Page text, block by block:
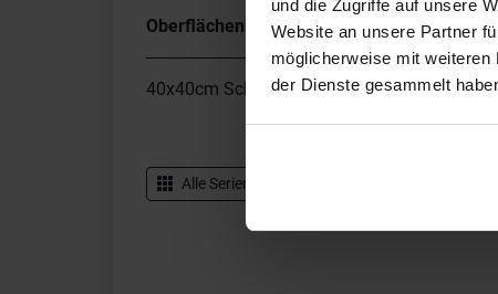
und die Zugriffe auf unsere
Website an unsere Partner
möglicherweise mit
der Dienste gesammelt
Oberflächenhaptik
Eben
40x40cm Schnittmuster aus ceramicvision
Alle Serien von